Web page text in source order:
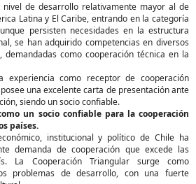
nivel de desarrollo relativamente mayor al de
Latina y El Caribe, entrando en la categoría
persisten necesidades en la estructura
se han adquirido competencias en diversos
demandadas como cooperación técnica en la
experiencia como receptor de cooperación
una excelente carta de presentación ante
siendo un socio confiable.
un socio confiable para la cooperación
países.
institucional y político de Chile ha
demanda de cooperación que excede las
La Cooperación Triangular surge como
problemas de desarrollo, con una fuerte